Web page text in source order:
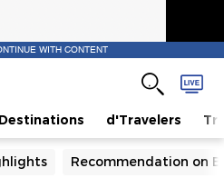
WITH CONTENT
Destinations d'Travelers
Recommendation on